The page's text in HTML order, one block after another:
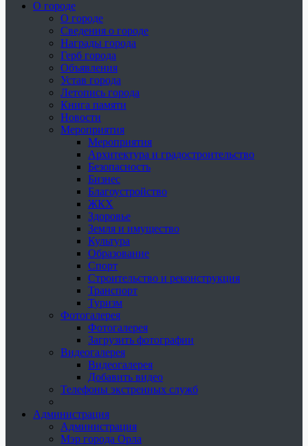
О городе
О городе
Сведения о городе
Награды города
Герб города
Объявления
Устав города
Летопись города
Книга памяти
Новости
Мероприятия
Мероприятия
Архитектура и градостроительство
Безопасность
Бизнес
Благоустройство
ЖКХ
Здоровье
Земля и имущество
Культура
Образование
Спорт
Строительство и реконструкция
Транспорт
Туризм
Фотогалерея
Фотогалерея
Загрузить фотографии
Видеогалерея
Видеогалерея
Добавить видео
Телефоны экстренных служб
Администрация
Администрация
Мэр города Орла